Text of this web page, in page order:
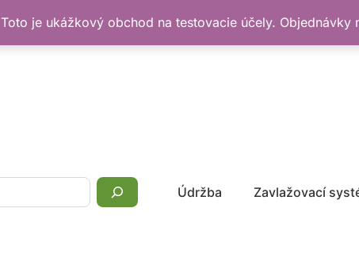
Toto je ukážkový obchod na testovacie účely. Objednávky
Údržba Zavlažovací